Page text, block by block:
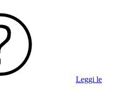
Leggi le